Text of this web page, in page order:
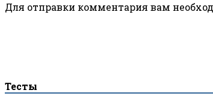
Для отправки комментария вам
Тесты